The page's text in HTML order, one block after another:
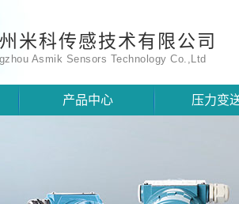
米科传感技术有限公司
Asmik Sensors Technology Co.,Ltd
产品中心 压力变